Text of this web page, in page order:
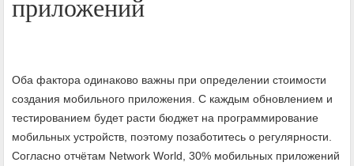
приложений
Оба фактора одинаково важны при определении стоимости
создания мобильного приложения. С каждым обновлением и
тестированием будет расти бюджет на программирование
мобильных устройств, поэтому позаботитесь о регулярности.
Согласно отчётам Network World, 30% мобильных приложений